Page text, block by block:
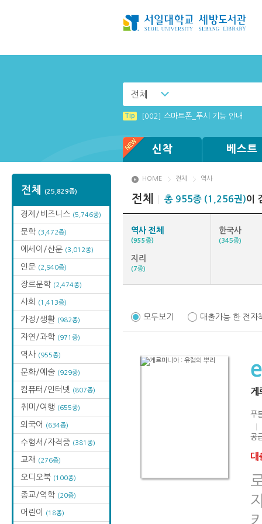
전체
Tip [002] 스마트폰_푸시 기능 안내
신착 베스트
전체 (25,829종)
경제/비즈니스 (5,746종)
문학 (3,472종)
에세이/산문 (3,012종)
인문 (2,940종)
장르문학 (2,474종)
사회 (1,413종)
가정/생활 (982종)
자연/과학 (971종)
역사 (955종)
문화/예술 (929종)
컴퓨터/인터넷 (807종)
취미/여행 (655종)
외국어 (634종)
수험서/자격증 (381종)
교재 (276종)
오디오북 (100종)
종교/역학 (20종)
어린이 (18종)
HOME 전체 역사
전체 총 955종 (1,256권)이
역사 전체
(955종)
한국사
(345종)
지리
(7종)
모두보기 대출가능 한 전자
게
푸
공
대